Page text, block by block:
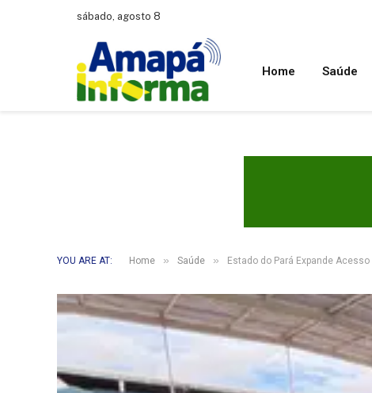
sábado, agosto 8
Home Saúde
YOU ARE AT: Home » Saúde » Estado do Pará Expande